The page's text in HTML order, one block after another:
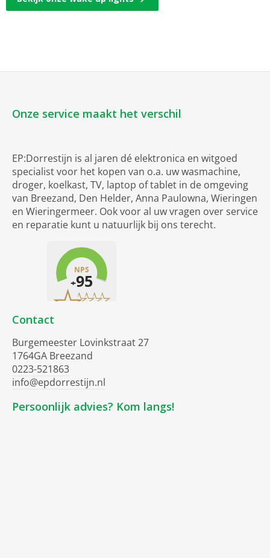
Onze service maakt het verschil
EP:Dorrestijn is al jaren dé elektronica en witgoed
specialist voor het kopen van o.a. uw wasmachine,
droger, koelkast, TV, laptop of tablet in de omgeving
van Breezand, Den Helder, Anna Paulowna, Wieringen
en Wieringermeer. Ook voor al uw vragen over service
en reparatie kunt u natuurlijk bij ons terecht.
Contact
Burgemeester Lovinkstraat 27
1764GA Breezand
0223-521863
info@epdorrestijn.nl
Persoonlijk advies? Kom langs!